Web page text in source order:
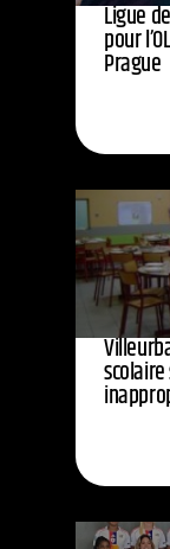
Ligue
pour
Prague